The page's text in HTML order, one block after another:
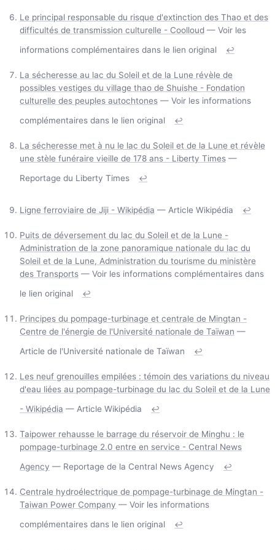
Le principal responsable du risque d'extinction des Thao et des
difficultés de transmission culturelle - Coolloud — Voir les
informations complémentaires dans le lien original
↩
La sécheresse au lac du Soleil et de la Lune révèle de
possibles vestiges du village thao de Shuishe - Fondation
culturelle des peuples autochtones — Voir les informations
complémentaires dans le lien original
↩
La sécheresse met à nu le lac du Soleil et de la Lune et révèle
une stèle funéraire vieille de 178 ans - Liberty Times —
Reportage du Liberty Times
↩
Ligne ferroviaire de Jiji - Wikipédia — Article Wikipédia ↩
Puits de déversement du lac du Soleil et de la Lune -
Administration de la zone panoramique nationale du lac du
Soleil et de la Lune, Administration du tourisme du ministère
des Transports — Voir les informations complémentaires dans
le lien original
↩
Principes du pompage-turbinage et centrale de Mingtan -
Centre de l'énergie de l'Université nationale de Taïwan —
Article de l'Université nationale de Taïwan
↩
Les neuf grenouilles empilées : témoin des variations du niveau
d'eau liées au pompage-turbinage du lac du Soleil et de la Lune
- Wikipédia — Article Wikipédia ↩
Taipower rehausse le barrage du réservoir de Minghu : le
pompage-turbinage 2.0 entre en service - Central News
Agency — Reportage de la Central News Agency ↩
Centrale hydroélectrique de pompage-turbinage de Mingtan -
Taiwan Power Company — Voir les informations
complémentaires dans le lien original
↩